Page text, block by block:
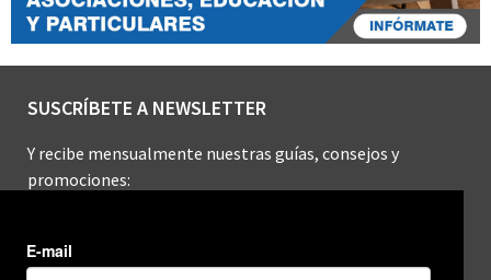
SUSCRÍBETE A NEWSLETTER
Y recibe mensualmente nuestras guías, consejos y
promociones: